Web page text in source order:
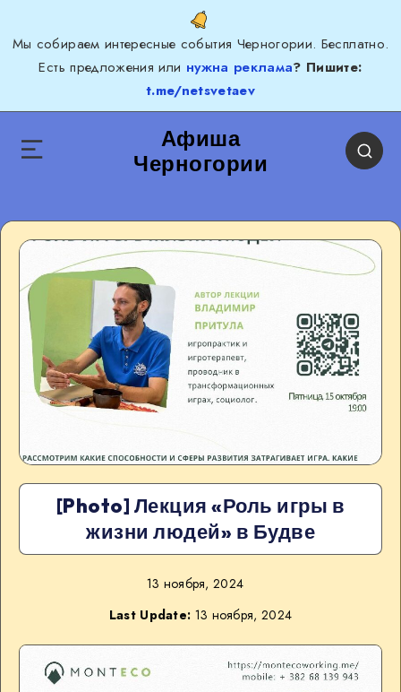
Мы собираем интересные события Черногории. Бесплатно.
Есть предложения или нужна реклама? Пишите:
t.me/netsvetaev
Афиша
Черногории
[Photo] Лекция «Роль игры в
жизни людей» в Будве
13 ноября, 2024
Last Update: 13 ноября, 2024